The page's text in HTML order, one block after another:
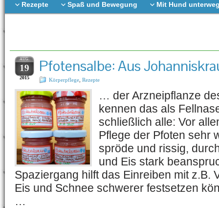
Rezepte Spaß und Bewegung Mit Hund
AUG.
19
2015
Pfotensalbe: Aus
Körperpflege Rezepte
… der Arzneipflanze
kennen das als
schließlich alle: Vor
Pflege der Pfoten sehr
spröde und rissig,
und Eis stark
Spaziergang hilft das Einreiben mit z.B.
Eis und Schnee schwerer festsetzen
…